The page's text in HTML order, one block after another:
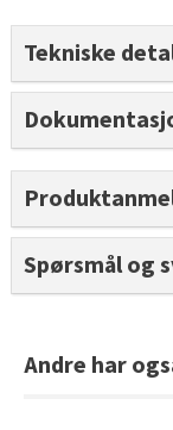
Bli inspirert av
Tarkett
Tekniske
Spørsmål og
Andre har